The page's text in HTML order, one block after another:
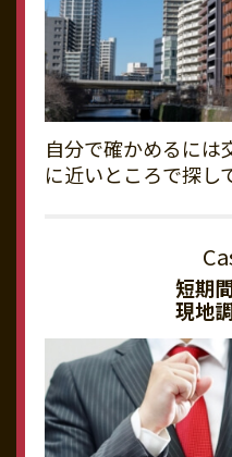
自分で確かめるには
に近いところで探し
短期
現地